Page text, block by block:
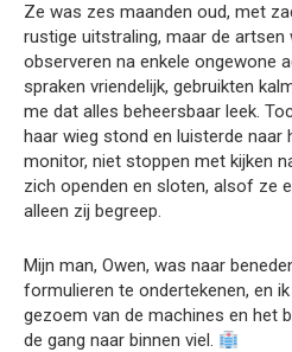
Ze was zes maanden oud, met
rustige uitstraling, maar de artsen
observeren na enkele ongewone
spraken vriendelijk, gebruikten
me dat alles beheersbaar leek.
haar wieg stond en luisterde naar
monitor, niet stoppen met kijken
zich openden en sloten, alsof ze
alleen zij begreep.
Mijn man, Owen, was naar
formulieren te ondertekenen, en
gezoem van de machines en het
de gang naar binnen viel.